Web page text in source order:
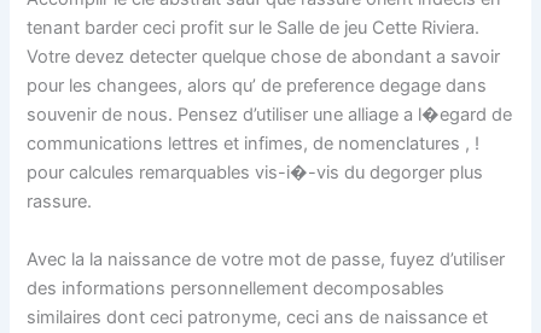
tenant barder ceci profit sur le Salle de jeu Cette Riviera.
Votre devez detecter quelque chose de abondant a savoir
pour les changees, alors qu’ de preference degage dans
souvenir de nous. Pensez d’utiliser une alliage a l�egard de
communications lettres et infimes, de nomenclatures , !
pour calcules remarquables vis-i�-vis du degorger plus
rassure.
Avec la la naissance de votre mot de passe, fuyez d’utiliser
des informations personnellement decomposables
similaires dont ceci patronyme, ceci ans de naissance et